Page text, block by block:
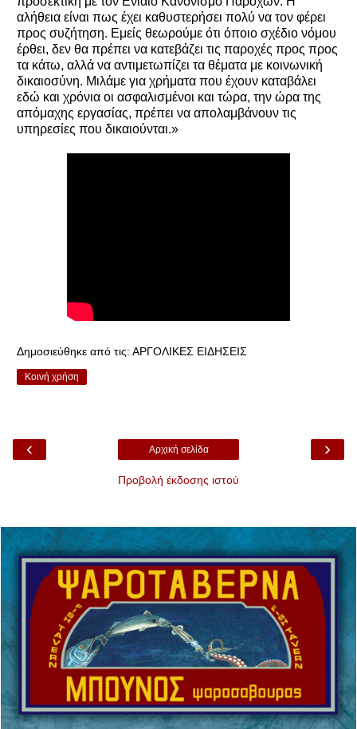
αλήθεια είναι πως έχει καθυστερήσει πολύ να τον φέρει
προς συζήτηση. Εμείς θεωρούμε ότι όποιο σχέδιο νόμου
έρθει, δεν θα πρέπει να κατεβάζει τις παροχές προς προς
τα κάτω, αλλά να αντιμετωπίζει τα θέματα με κοινωνική
δικαιοσύνη. Μιλάμε για χρήματα που έχουν καταβάλει
εδώ και χρόνια οι ασφαλισμένοι και τώρα, την ώρα της
απόμαχης εργασίας, πρέπει να απολαμβάνουν τις
υπηρεσίες που δικαιούνται.»
Δημοσιεύθηκε από τις: ΑΡΓΟΛΙΚΕΣ ΕΙΔΗΣΕΙΣ
Κοινή χρήση
‹ ›
Αρχική σελίδα
Προβολή έκδοσης ιστού